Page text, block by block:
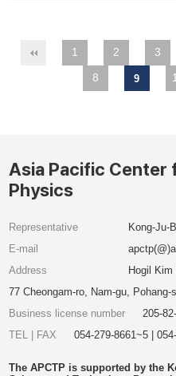
1 2 3
8
9
Asia Pacific Center
Physics
Representative
Kong-Ju-
E-mail
Address
Hogil
77 Cheongam-ro, Nam-gu,
Business license number
205-
TEL | FAX
054-279-8661~5 |
The APCTP is supported by the